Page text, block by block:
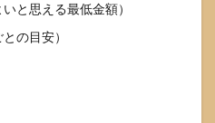
と思える最低金額）
の目安）